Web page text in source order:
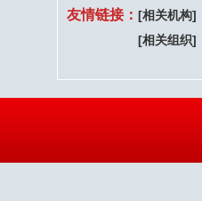
友情链接： [相关机构]
[相关组织]